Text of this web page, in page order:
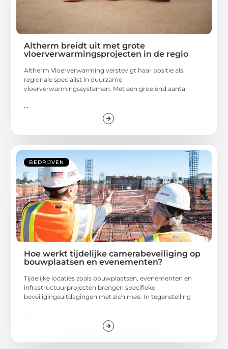
Altherm breidt uit met grote
vloerverwarmingsprojecten in de regio
Altherm Vloerverwarming verstevigt haar positie als
regionale specialist in duurzame
vloerverwarmingssystemen. Met een groeiend aantal
BEDRIJVEN
Hoe werkt tijdelijke camerabeveiliging op
bouwplaatsen en evenementen?
Tijdelijke locaties zoals bouwplaatsen, evenementen en
infrastructuurprojecten brengen specifieke
beveiligingsuitdagingen met zich mee. In tegenstelling